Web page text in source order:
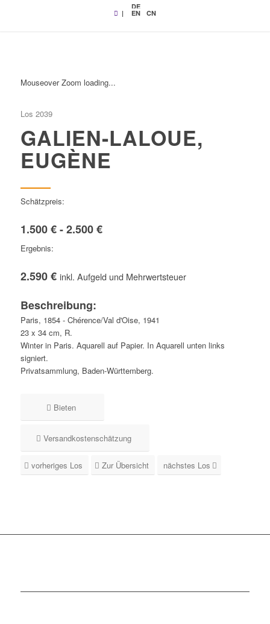
|
DE
EN CN
Mouseover Zoom loading...
Los 2039
GALIEN-LALOUE,
EUGÈNE
Schätzpreis:
1.500 € - 2.500 €
Ergebnis:
2.590 € inkl. Aufgeld und Mehrwertsteuer
Beschreibung:
Paris, 1854 - Chérence/Val d'Oise, 1941
23 x 34 cm, R.
Winter in Paris. Aquarell auf Papier. In Aquarell unten links
signiert.
Privatsammlung, Baden-Württemberg.
Bieten
Versandkostenschätzung
vorheriges Los Zur Übersicht nächstes Los